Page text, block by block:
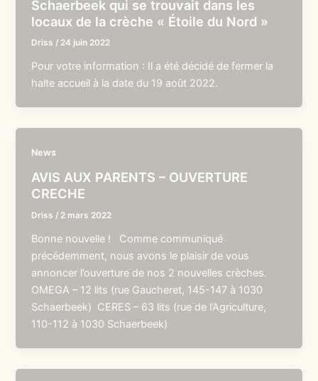
Schaerbeek qui se trouvait dans les
locaux de la crèche « Étoile du Nord »
Driss / 24 juin 2022
Pour votre information : Il a été décidé de fermer la
halte accueil à la date du 19 août 2022.
News
AVIS AUX PARENTS – OUVERTURE
CRECHE
Driss / 2 mars 2022
Bonne nouvelle ! Comme communiqué
précédemment, nous avons le plaisir de vous
annoncer l’ouverture de nos 2 nouvelles crèches.
OMEGA – 12 lits (rue Gaucheret, 145-147 à 1030
Schaerbeek) CERES – 63 lits (rue de l’Agriculture,
110-112 à 1030 Schaerbeek)